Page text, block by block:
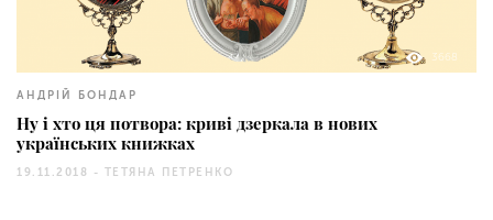
3668
АНДРІЙ БОНДАР
Ну і хто ця потвора: криві дзеркала в нових
українських книжках
19.11.2018 - ТЕТЯНА ПЕТРЕНКО